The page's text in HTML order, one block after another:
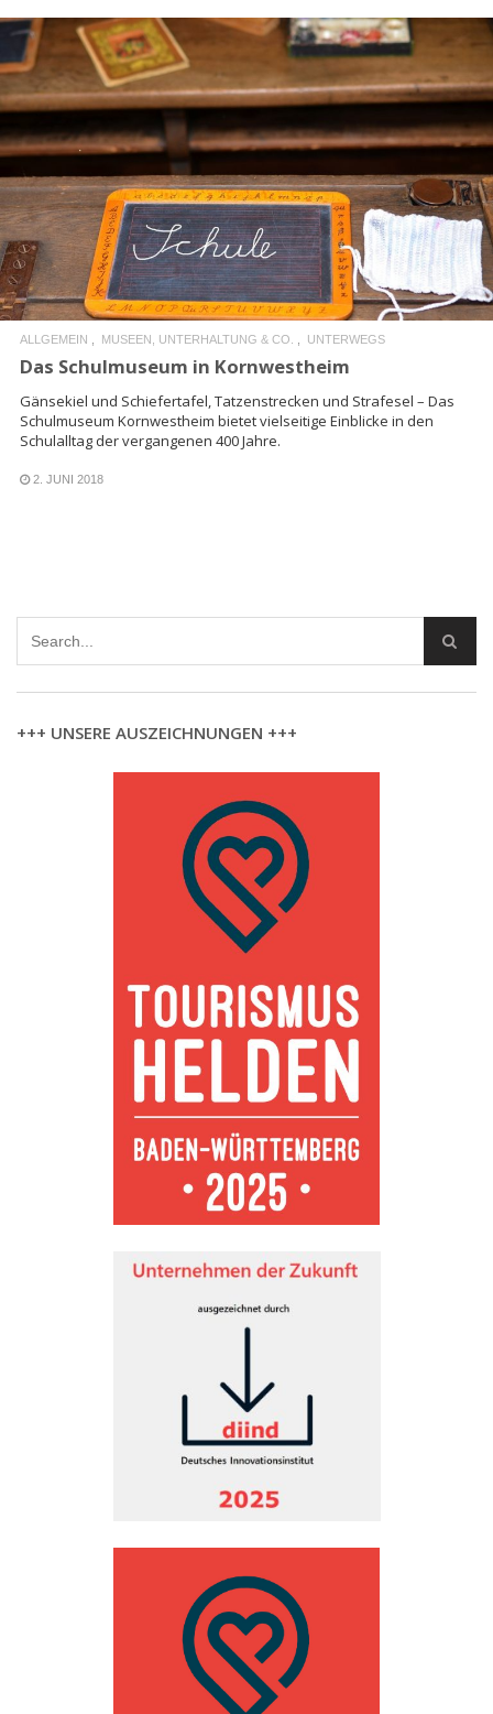
READ MORE
ALLGEMEIN MUSEEN, UNTERHALTUNG & CO. UNTERWEGS
Das Schulmuseum in Kornwestheim
Gänsekiel und Schiefertafel, Tatzenstrecken und Strafesel – Das
Schulmuseum Kornwestheim bietet vielseitige Einblicke in den
Schulalltag der vergangenen 400 Jahre.
2. JUNI 2018
+++ UNSERE AUSZEICHNUNGEN +++